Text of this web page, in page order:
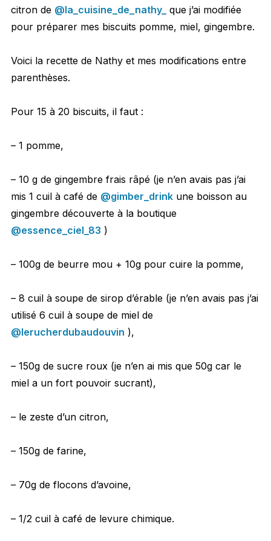
citron de @la_cuisine_de_nathy_ que j’ai modifiée
pour préparer mes biscuits pomme, miel, gingembre.
Voici la recette de Nathy et mes modifications entre
parenthèses.
Pour 15 à 20 biscuits, il faut :
– 1 pomme,
– 10 g de gingembre frais râpé (je n’en avais pas j’ai
mis 1 cuil à café de @gimber_drinkune boisson au
gingembre découverte à la boutique
@essence_ciel_83 )
– 100g de beurre mou + 10g pour cuire la pomme,
– 8 cuil à soupe de sirop d’érable (je n’en avais pas j’ai
utilisé 6 cuil à soupe de miel de
@lerucherdubaudouvin ),
– 150g de sucre roux (je n’en ai mis que 50g car le
miel a un fort pouvoir sucrant),
– le zeste d’un citron,
– 150g de farine,
– 70g de flocons d’avoine,
– 1/2 cuil à café de levure chimique.